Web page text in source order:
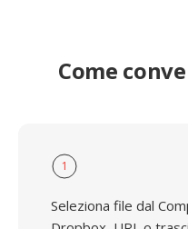
Come
1
Seleziona file dal